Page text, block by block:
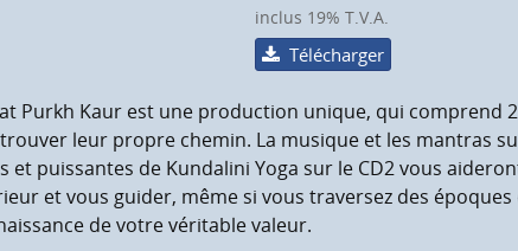
inclus 19% T.V.A.
Télécharger
Purkh Kaur est une production unique, qui comprend
leur propre chemin. La musique et les mantras
et puissantes de Kundalini Yoga sur le CD2 vous
et vous guider, même si vous traversez des
de votre véritable valeur.